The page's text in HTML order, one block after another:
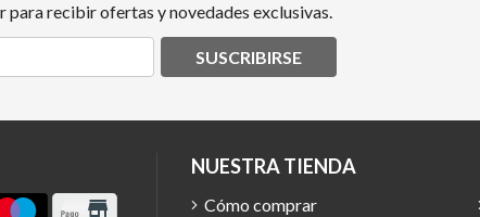
para recibir ofertas y novedades exclusivas.
SUSCRIBIRSE
NUESTRA TIENDA
Cómo comprar